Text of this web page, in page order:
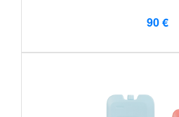
90 €